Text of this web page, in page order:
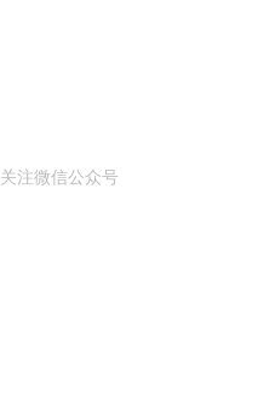
关注微信公众号